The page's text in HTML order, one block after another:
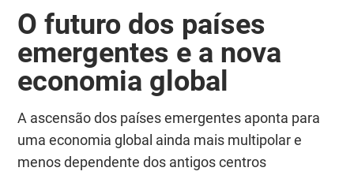
O futuro dos países
emergentes e a nova
economia global
A ascensão dos países emergentes aponta para
uma economia global ainda mais multipolar e
menos dependente dos antigos centros